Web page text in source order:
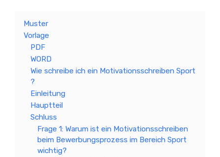
Muster
Vorlage
PDF
WORD
Wie schreibe ich ein Motivationsschreiben Sport
?
Einleitung
Hauptteil
Schluss
Frage 1: Warum ist ein Motivationsschreiben
beim Bewerbungsprozess im Bereich Sport
wichtig?